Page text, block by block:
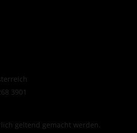
3901
geltend gemacht werden.